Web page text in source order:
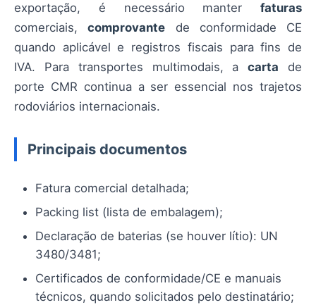
exportação, é necessário manter faturas
comerciais,comprovante de conformidade CE
quando aplicável e registros fiscais para fins de
IVA. Para transportes multimodais, acarta de
porte CMR continua a ser essencial nos trajetos
rodoviários internacionais.
Principais documentos
Fatura comercial detalhada;
Packing list (lista de embalagem);
Declaração de baterias (se houver lítio): UN
3480/3481;
Certificados de conformidade/CE e manuais
técnicos, quando solicitados pelo destinatário;